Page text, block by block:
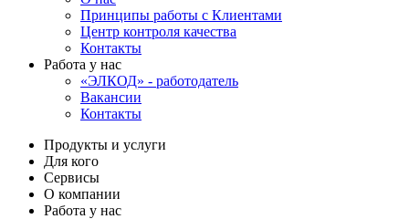
Принципы работы с Клиентами
Центр контроля качества
Контакты
Работа у нас
«ЭЛКОД» - работодатель
Вакансии
Контакты
Продукты и услуги
Для кого
Сервисы
О компании
Работа у нас